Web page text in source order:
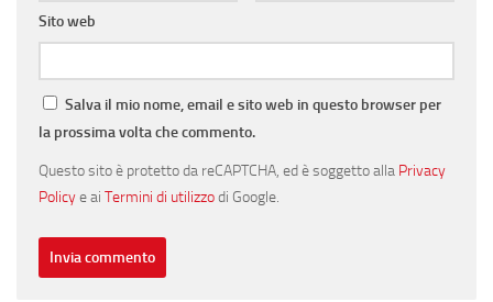
Sito web
Salva il mio nome, email e sito web in questo browser per
la prossima volta che commento.
Questo sito è protetto da reCAPTCHA, ed è soggetto alla Privacy
Policye ai Termini di utilizzodi Google.